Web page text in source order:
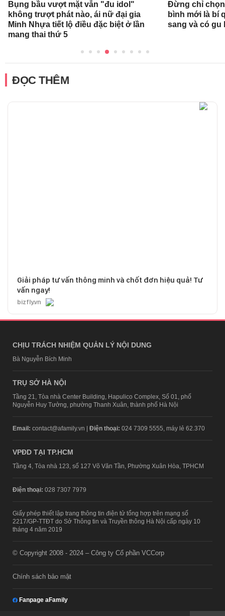
Bụng bầu vượt mặt vẫn "đu idol"
không trượt phát nào, ái nữ đại gia
Minh Nhựa tiết lộ điều đặc biệt ở lần
mang thai thứ 5
Đừng chỉ
bình mới là bí
sang và có gu
ĐỌC THÊM
Giải pháp tư vấn thông minh và chốt đơn hiệu quả! Tư
vấn ngay!
bizfly.vn
CHỊU TRÁCH NHIỆM QUẢN LÝ NỘI DUNG
Bà Nguyễn Bích Minh
TRỤ SỞ HÀ NỘI
Tầng 21, Tòa nhà Center Building, Hapulico Complex, Số 01, phố
Nguyễn Huy Tưởng, phường Thanh Xuân, thành phố Hà Nội
Email: contact@afamily.vn | Điện thoại: 024 7309 5555, máy lẻ 62.370
VPĐD TẠI TP.HCM
Tầng 4, Tòa nhà 123, số 127 Võ Văn Tần, Phường Xuân Hòa, TPHCM
Điện thoại: 028 7307 7979
Giấy phép thiết lập trang thông tin điện tử tổng hợp trên mạng số
2217/GP-TTĐT do Sở Thông tin và Truyền thông Hà Nội cấp ngày 10
tháng 4 năm 2019
© Copyright 2008 - 2024 – Công ty Cổ phần VCCorp
Chính sách bảo mật
Fanpage aFamily